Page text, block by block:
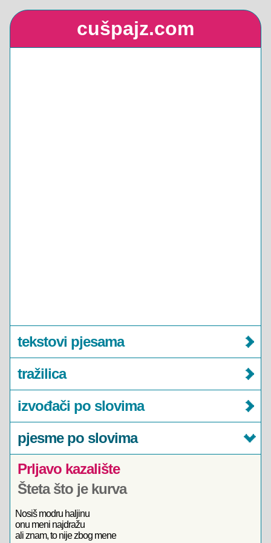
cušpajz.com
tekstovi pjesama
tražilica
izvođači po slovima
pjesme po slovima
Prljavo kazalište
Šteta što je kurva
Nosiš modru haljinu
onu meni najdražu
ali znam, to nije zbog mene